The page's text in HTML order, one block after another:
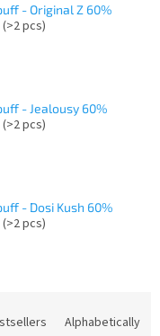
- Original Z 60%
(>2 pcs)
- Jealousy 60%
(>2 pcs)
- Dosi Kush 60%
(>2 pcs)
Alphabetically